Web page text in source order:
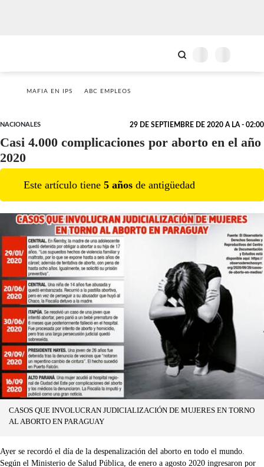
MAFIA EN IPS ABC EMPLEOS
NACIONALES 29 DE SEPTIEMBRE DE 2020 A LA - 02:00
Casi 4.000 complicaciones por aborto en el año
2020
Este artículo tiene 5 años de antigüedad
CASOS QUE INVOLUCRAN JUDICIALIZACIÓN DE MUJERES EN TORNO
AL ABORTO EN PARAGUAY
Ayer se recordó el día de la despenalización del aborto en todo el mundo.
Según el Ministerio de Salud Pública, de enero a agosto 2020 ingresaron por